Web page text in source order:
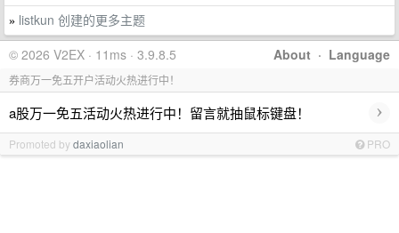
» listkun 创建的更多主题
About · Language
© 2026 V2EX · 11ms · 3.9.8.5
券商万一免五开户活动火热进行中！
a股万一免五活动火热进行中！留言就抽鼠标键盘！ ›
Promoted bydaxiaolian PRO